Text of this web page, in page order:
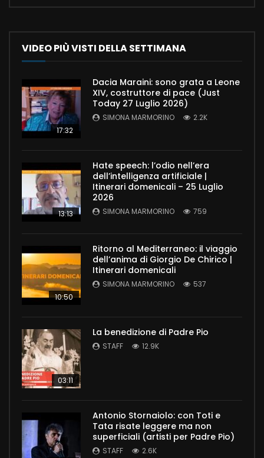
VIDEO PIÙ VISTI DELLA SETTIMANA
17:32
Dacia Maraini: sono grata a Leone
XIV, costruttore di pace (Just
Today 27 Luglio 2026)
SIMONA MARMORINO 2.2K
13:13
Hate speech: l’odio nell’era
dell’intelligenza artificiale |
Itinerari domenicali – 25 Luglio
2026
SIMONA MARMORINO 759
10:50
Ritorno al Mediterraneo: il viaggio
dell’anima di Giorgio De Chirico |
Itinerari domenicali
SIMONA MARMORINO 537
03:11
La benedizione di Padre Pio
STAFF 12.9K
Antonio Stornaiolo: con Toti e
Tata risate leggere ma non
superficiali (artisti per Padre Pio)
STAFF 2.6K